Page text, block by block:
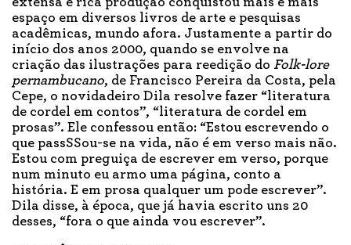
espaço em diversos livros de arte e pesquisas
acadêmicas, mundo afora. Justamente a partir do
início dos anos 2000, quando se envolve na
criação das ilustrações para reedição do Folk-lore
pernambucano, de Francisco Pereira da Costa, pela
Cepe, o novidadeiro Dila resolve fazer “literatura
de cordel em contos”, “literatura de cordel em
prosas”. Ele confessou então: “Estou escrevendo o
que passSSou-se na vida, não é em verso mais não.
Estou com preguiça de escrever em verso, porque
num minuto eu armo uma página, conto a
história. E em prosa qualquer um pode escrever”.
Dila disse, à época, que já havia escrito uns 20
desses, “fora o que ainda vou escrever”.